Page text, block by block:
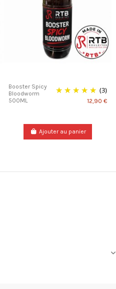
Booster Spicy
Bloodworm
500ML
(3)
12,90 €
Ajouter au panier